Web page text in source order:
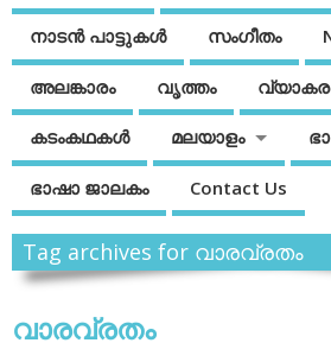
നാടന്‍ പാട്ടുകള്‍ സംഗീതം
അലങ്കാരം വൃത്തം
കടംകഥകള്‍ മലയാളം
ഭാഷാ ജാലകം Contact Us
Tag archives for വാരവ്രതം
വാരവ്രതം